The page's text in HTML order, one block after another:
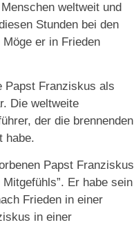
weltweit und
Stunden bei den
er in Frieden
Papst Franziskus als
Die weltweite
der die brennenden
habe.
Papst Franziskus
Er habe sein
Frieden in einer
in einer